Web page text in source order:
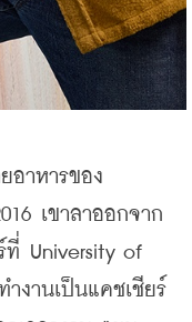
เขาลาออกจาก
ที่ University of
งานเป็นแคชเชียร์